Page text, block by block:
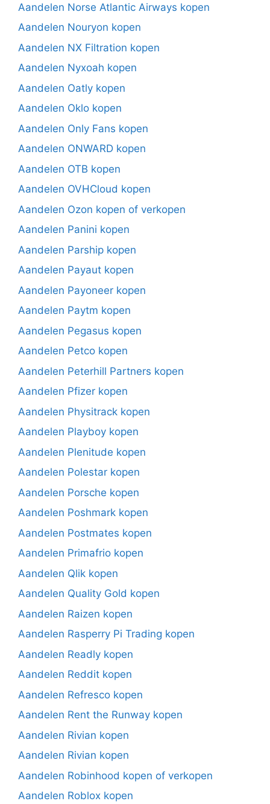
Aandelen Norse Atlantic Airways kopen
Aandelen Nouryon kopen
Aandelen NX Filtration kopen
Aandelen Nyxoah kopen
Aandelen Oatly kopen
Aandelen Oklo kopen
Aandelen Only Fans kopen
Aandelen ONWARD kopen
Aandelen OTB kopen
Aandelen OVHCloud kopen
Aandelen Ozon kopen of verkopen
Aandelen Panini kopen
Aandelen Parship kopen
Aandelen Payaut kopen
Aandelen Payoneer kopen
Aandelen Paytm kopen
Aandelen Pegasus kopen
Aandelen Petco kopen
Aandelen Peterhill Partners kopen
Aandelen Pfizer kopen
Aandelen Physitrack kopen
Aandelen Playboy kopen
Aandelen Plenitude kopen
Aandelen Polestar kopen
Aandelen Porsche kopen
Aandelen Poshmark kopen
Aandelen Postmates kopen
Aandelen Primafrio kopen
Aandelen Qlik kopen
Aandelen Quality Gold kopen
Aandelen Raizen kopen
Aandelen Rasperry Pi Trading kopen
Aandelen Readly kopen
Aandelen Reddit kopen
Aandelen Refresco kopen
Aandelen Rent the Runway kopen
Aandelen Rivian kopen
Aandelen Rivian kopen
Aandelen Robinhood kopen of verkopen
Aandelen Roblox kopen